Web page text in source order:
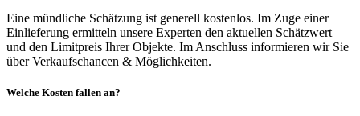
Eine mündliche Schätzung ist generell kostenlos. Im Zuge einer
Einlieferung ermitteln unsere Experten den aktuellen Schätzwert
und den Limitpreis Ihrer Objekte. Im Anschluss informieren wir Sie
über Verkaufschancen & Möglichkeiten.
Welche Kosten fallen an?